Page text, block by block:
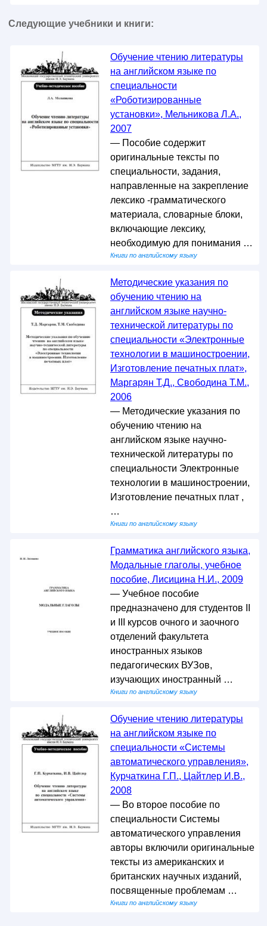
Следующие учебники и книги:
Обучение чтению литературы
на английском языке по
специальности
«Роботизированные
установки», Мельникова Л.А.,
2007
— Пособие содержит
оригинальные тексты по
специальности, задания,
направленные на закрепление
лексико -грамматического
материала, словарные блоки,
включающие лексику,
необходимую для понимания …
Книги по английскому языку
Методические указания по
обучению чтению на
английском языке научно-
технической литературы по
специальности «Электронные
технологии в машиностроении,
Изготовление печатных плат»,
Маргарян Т.Д., Свободина Т.М.,
2006
— Методические указания по
обучению чтению на
английском языке научно-
технической литературы по
специальности Электронные
технологии в машиностроении,
Изготовление печатных плат ,
…
Книги по английскому языку
Грамматика английского языка,
Модальные глаголы, учебное
пособие, Лисицина Н.И., 2009
— Учебное пособие
предназначено для студентов II
и III курсов очного и заочного
отделений факультета
иностранных языков
педагогических ВУЗов,
изучающих иностранный …
Книги по английскому языку
Обучение чтению литературы
на английском языке по
специальности «Системы
автоматического управления»,
Курчаткина Г.П., Цайтлер И.В.,
2008
— Во второе пособие по
специальности Системы
автоматического управления
авторы включили оригинальные
тексты из американских и
британских научных изданий,
посвященные проблемам …
Книги по английскому языку